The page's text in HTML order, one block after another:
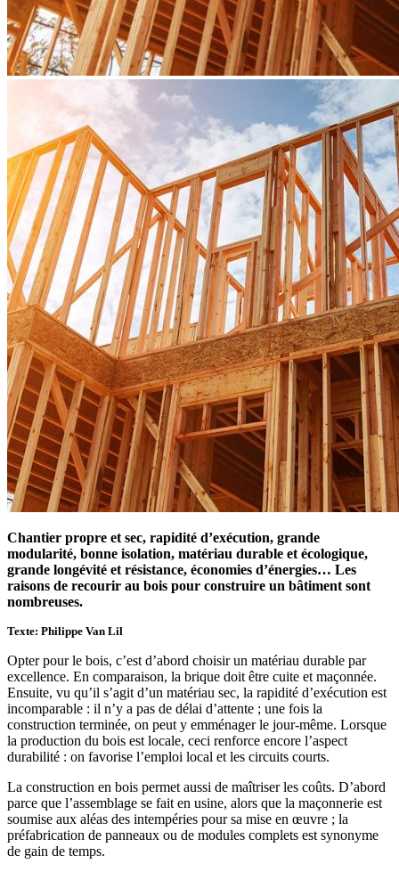
Chantier propre et sec, rapidité d’exécution, grande
modularité, bonne isolation, matériau durable et écologique,
grande longévité et résistance, économies d’énergies… Les
raisons de recourir au bois pour construire un bâtiment sont
nombreuses.
Texte: Philippe Van Lil
Opter pour le bois, c’est d’abord choisir un matériau durable par
excellence. En comparaison, la brique doit être cuite et maçonnée.
Ensuite, vu qu’il s’agit d’un matériau sec, la rapidité d’exécution est
incomparable : il n’y a pas de délai d’attente ; une fois la
construction terminée, on peut y emménager le jour-même. Lorsque
la production du bois est locale, ceci renforce encore l’aspect
durabilité : on favorise l’emploi local et les circuits courts.
La construction en bois permet aussi de maîtriser les coûts. D’abord
parce que l’assemblage se fait en usine, alors que la maçonnerie est
soumise aux aléas des intempéries pour sa mise en œuvre ; la
préfabrication de panneaux ou de modules complets est synonyme
de gain de temps.